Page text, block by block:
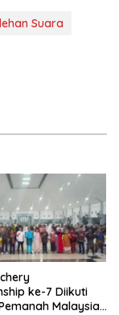
Suara
ke-7 Diikuti
Malaysia